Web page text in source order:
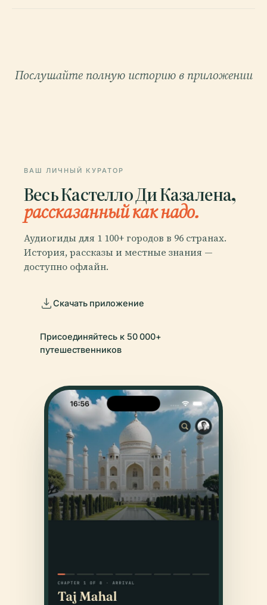
Послушайте полную историю в приложении
ВАШ ЛИЧНЫЙ КУРАТОР
Весь Кастелло Ди Казалена,
рассказанный как надо.
Аудиогиды для 1 100+ городов в 96 странах.
История, рассказы и местные знания —
доступно офлайн.
Скачать приложение
Присоединяйтесь к 50 000+
путешественников